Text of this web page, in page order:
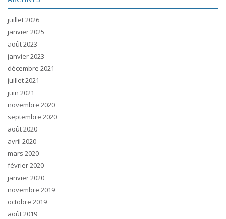
juillet 2026
janvier 2025
août 2023
janvier 2023
décembre 2021
juillet 2021
juin 2021
novembre 2020
septembre 2020
août 2020
avril 2020
mars 2020
février 2020
janvier 2020
novembre 2019
octobre 2019
août 2019